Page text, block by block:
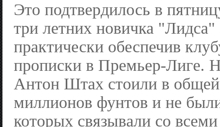
Это подтвердилось в
три летних новичка "Лидса"
практически обеспечив
прописки в Премьер-Лиге.
Антон Штах стоили в
миллионов фунтов и не
которых связывали со